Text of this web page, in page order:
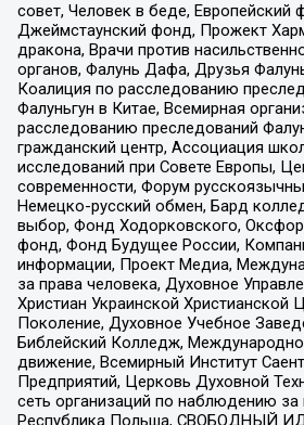
совет, Человек в беде,
Джеймстаунский фонд, Прожект
дракона, Врачи против
органов, Фалунь Дафа, Друзья
Коалиция по расследованию
Фалуньгун в Китае, Всемирная
расследованию преследований
гражданский центр, Ассоциация
исследований при Совете Европы,
современности, Форум
Немецко-русский обмен, Бард
выбор, Фонд Ходорковского,
фонд, Фонд Будущее России,
информации, Проект Медиа,
за права человека, Духовное
Христиан Украинской Христианской
Поколение, Духовное Учебное
Библейский Колледж,
движение, Всемирный Институт
Предприятий, Церковь Духовной
сеть организаций по наблюдению
Республика Польша, СВОБОДНЫЙ